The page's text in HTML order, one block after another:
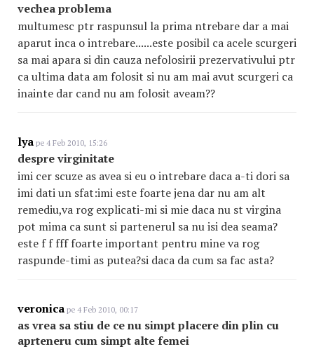
vechea problema
multumesc ptr raspunsul la prima ntrebare dar a mai
aparut inca o intrebare......este posibil ca acele scurgeri
sa mai apara si din cauza nefolosirii prezervativului ptr
ca ultima data am folosit si nu am mai avut scurgeri ca
inainte dar cand nu am folosit aveam??
lya pe 4 Feb 2010, 15:26
despre virginitate
imi cer scuze as avea si eu o intrebare daca a-ti dori sa
imi dati un sfat:imi este foarte jena dar nu am alt
remediu,va rog explicati-mi si mie daca nu st virgina
pot mima ca sunt si partenerul sa nu isi dea seama?
este f f fff foarte important pentru mine va rog
raspunde-timi as putea?si daca da cum sa fac asta?
veronica pe 4 Feb 2010, 00:17
as vrea sa stiu de ce nu simpt placere din plin cu
aprteneru cum simpt alte femei